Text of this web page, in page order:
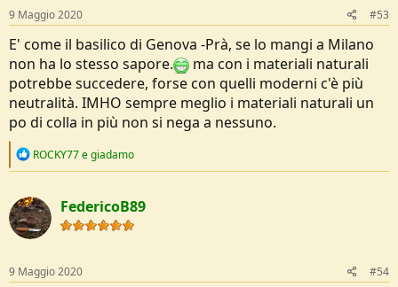
s
:
9 Maggio 2020 #53
E' come il basilico di Genova -Prà, se lo mangi a Milano
non ha lo stesso sapore.
ma con i materiali naturali
potrebbe succedere, forse con quelli moderni c'è più
neutralità. IMHO sempre meglio i materiali naturali un
po di colla in più non si nega a nessuno.
R
c
t
i
o
s
:
ROCKY77egiadamo
FedericoB89
9 Maggio 2020 #54